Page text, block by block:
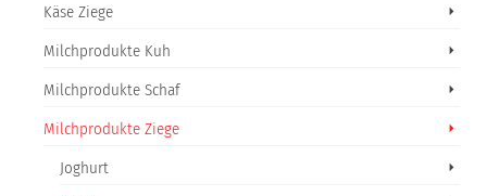
Käse Ziege
Milchprodukte Kuh
Milchprodukte Schaf
Milchprodukte Ziege
Joghurt